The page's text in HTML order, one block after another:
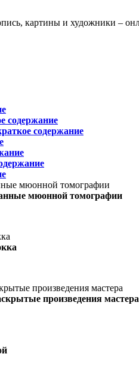
содержание
содержание
мюонной томографии
произведения мастера